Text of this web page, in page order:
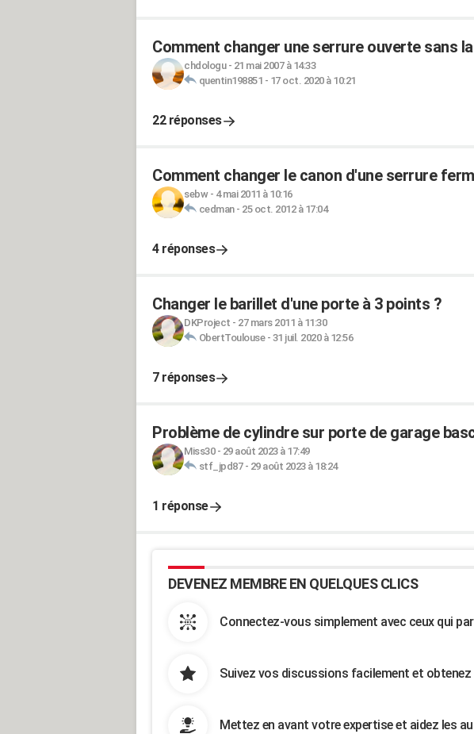
Comment changer une serrure ouverte sans
chdologu- 21 mai 2007 à 14:33
quentin198851 - 17 oct. 2020 à 10:21
22 réponses
Comment changer le canon d'une serrure
sebw- 4 mai 2011 à 10:16
cedman- 25 oct. 2012 à 17:04
4 réponses
Changer le barillet d'une porte à 3 points ?
DKProject - 27 mars 2011 à 11:30
ObertToulouse- 31 juil. 2020 à 12:56
7 réponses
Problème de cylindre sur porte de garage
Miss30- 29 août 2023 à 17:49
stf_jpd87- 29 août 2023 à 18:24
1 réponse
DEVENEZ MEMBRE EN QUELQUES CLICS
Connectez-vous simplement avec ceux qui
Suivez vos discussions facilement et obtenez
Mettez en avant votre expertise et aidez les